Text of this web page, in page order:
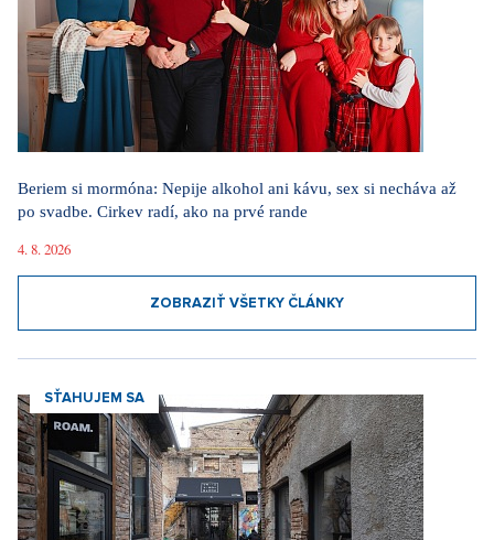
Beriem si mormóna: Nepije alkohol ani kávu, sex si necháva až
po svadbe. Cirkev radí, ako na prvé rande
4. 8. 2026
ZOBRAZIŤ VŠETKY ČLÁNKY
SŤAHUJEM SA